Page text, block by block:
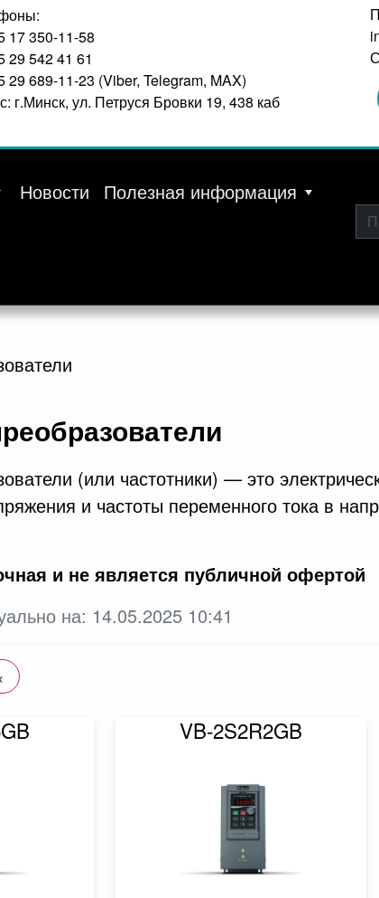
17 350-11-58
29 542 41 61
29 689-11-23 (Viber, Telegram, MAX)
г.Минск, ул. Петруся Бровки 19, 438 каб
Новости Полезная информация
(или частотники) — это
и частоты переменного тока в
и не является публичной офертой
на: 14.05.2025 10:41
VB-2S2R2GB